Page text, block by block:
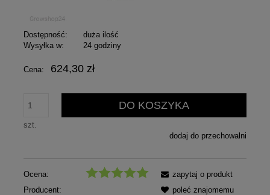
Dostępność:
duża ilość
Wysyłka w:
24 godziny
Cena: 624,30 zł
szt.
DO KOSZYKA
dodaj do przechowalni
Ocena:
Producent:
zapytaj o produkt
poleć znajomemu